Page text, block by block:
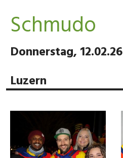
Schmudo
Donnerstag, 12.02.26
Luzern